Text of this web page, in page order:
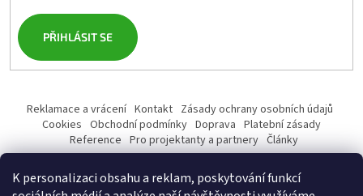
K personalizaci obsahu a reklam, poskytování funkcí
PŘIHLÁSIT SE
Reklamace a vrácení Kontakt Zásady ochrany osobních údajů
Cookies Obchodní podmínky Doprava Platební zásady
Reference Pro projektanty a partnery Články